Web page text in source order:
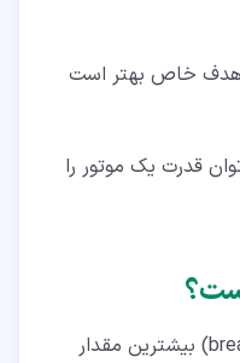
هدف خاص بهتر است
قدرت یک موتور را
گشتاور شکست (breakdown torque) بیشترین مقدار